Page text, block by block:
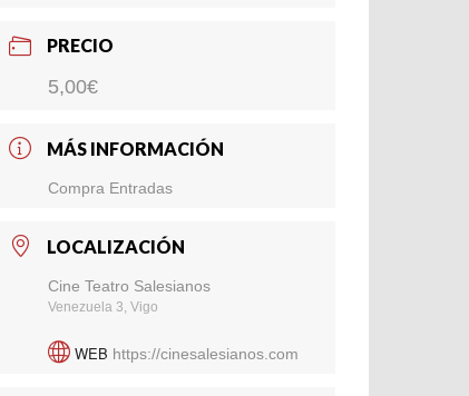
PRECIO
5,00€
MÁS INFORMACIÓN
Compra Entradas
LOCALIZACIÓN
Cine Teatro Salesianos
Venezuela 3, Vigo
WEB https://cinesalesianos.com